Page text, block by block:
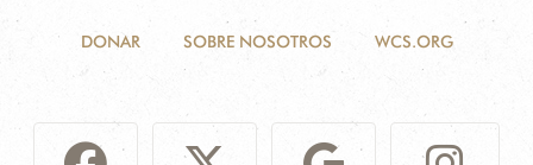
DONAR SOBRE NOSOTROS WCS.ORG